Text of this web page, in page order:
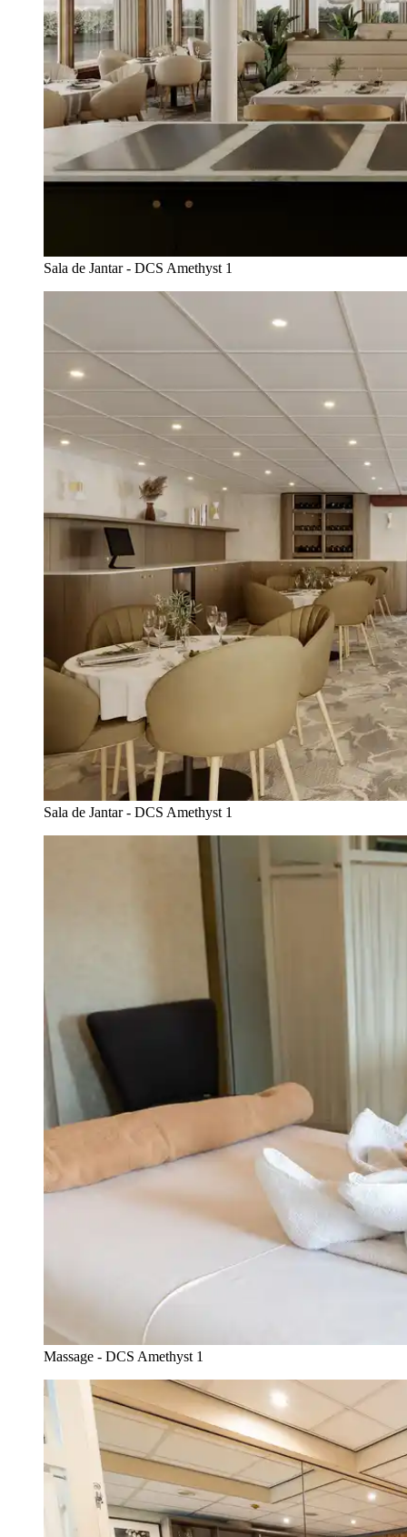
Sala de Jantar - DCS Amethyst 1
Sala de Jantar - DCS Amethyst 1
Massage - DCS Amethyst 1